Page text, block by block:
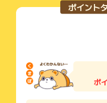
ポイント
ポ